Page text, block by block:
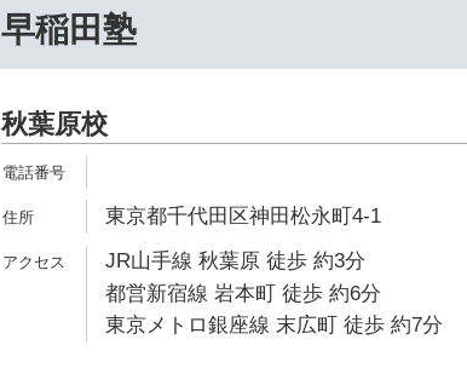
早稲田塾
秋葉原校
東京都千代田区神田松永町4-1
JR山手線 秋葉原 徒歩 約3分
都営新宿線 岩本町 徒歩 約6分
東京メトロ銀座線 末広町 徒歩 約7分